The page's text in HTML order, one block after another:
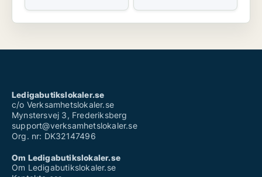
Ledigabutikslokaler.se
c/o Verksamhetslokaler.se
Mynstersvej 3, Frederiksberg
support@verksamhetslokaler.se
Org. nr: DK32147496
Om Ledigabutikslokaler.se
Om Ledigabutikslokaler.se